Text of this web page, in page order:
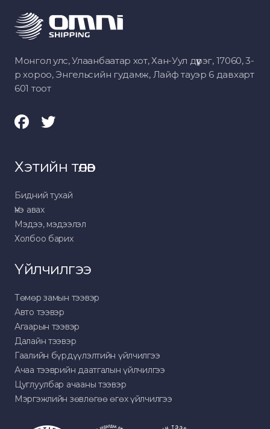
Монгол улс, Улаанбаатар хот, Хан-Уул дүүрэг, 17060, 3-
р хороо, Энгельсийн гудамж, Лайф тауэр 6 давхарт
601 тоот
Хэтийн төлөв
Бидний тухай
Үнэ авах
Мэдээ, мэдээлэл
Холбоо барих
Үйлчилгээ
Төмөр замын тээвэр
Авто тээвэр
Агаарын тээвэр
Далайн тээвэр
Гаалийн бүрдүүлэлтийн үйлчилгээ
Ачаа тээврийн даатгалын үйлчилгээ
Цуглуулбар ачааны тээвэр
Мэргэжлийн зөвлөгөө өгөх үйлчилгээ